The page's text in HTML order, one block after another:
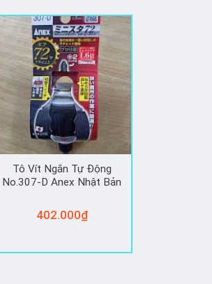
Tô Vít Ngắn Tự Động
No.307-D Anex Nhật Bản
402.000₫